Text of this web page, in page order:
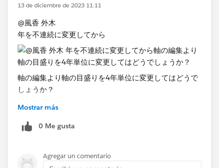
13 de diciembre de 2023 11:11
@風香 外木​
年を不連続に変更してから
​軸の編集より軸の目盛りを4年単位に変更してはどうで
しょうか？
Mostrar más
0 Me gusta
Agregar un comentario